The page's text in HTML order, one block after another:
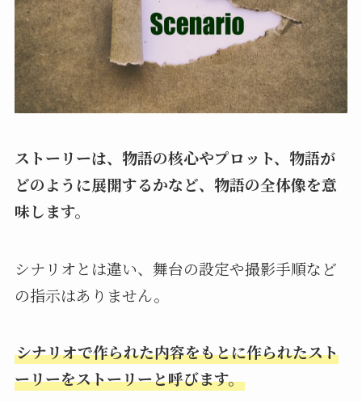
ストーリーは、物語の核心やプロット、物語が
どのように展開するかなど、物語の全体像を意
味します。
シナリオとは違い、舞台の設定や撮影手順など
の指示はありません。
シナリオで作られた内容をもとに作られたスト
ーリーをストーリーと呼びます。